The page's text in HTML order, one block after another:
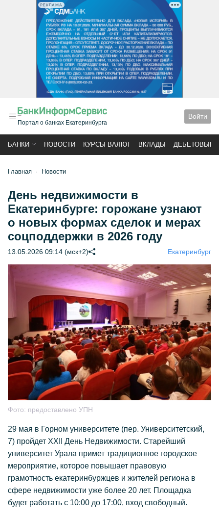
РЕКЛАМА
Портал о банках Екатеринбурга
Войти
БАНКИ НОВОСТИ КУРСЫ ВАЛЮТ ВКЛАДЫ ДЕБЕТОВЫЕ
Главная Новости
День недвижимости в
Екатеринбурге: горожане узнают
о новых формах сделок и мерах
соцподдержки в 2026 году
13.05.2026 09:14 (мск+2) Екатеринбург
Фото: предоставлено УПН
29 мая в Горном университете (пер. Университетский,
7) пройдет XXII День Недвижимости. Старейший
университет Урала примет традиционное городское
мероприятие, которое повышает правовую
грамотность екатеринбуржцев и жителей региона в
сфере недвижимости уже более 20 лет. Площадка
будет работать с 10:00 до 17:00, вход свободный.